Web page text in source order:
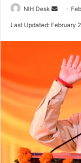
NIH Desk
Send
Last Updated: February